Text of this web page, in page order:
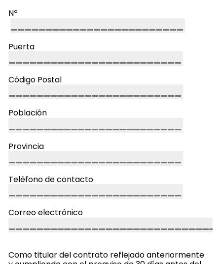
Nº
Puerta
Código Postal
Población
Provincia
Teléfono de contacto
Correo electrónico
Como titular del contrato reflejado anteriormente